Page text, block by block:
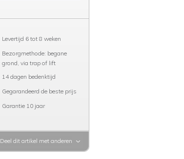
Levertijd 6 tot 8 weken
Bezorgmethode: begane
grond, via trap of lift
14 dagen bedenktijd
Gegarandeerd de beste prijs
Garantie 10 jaar
Deel dit artikel met anderen